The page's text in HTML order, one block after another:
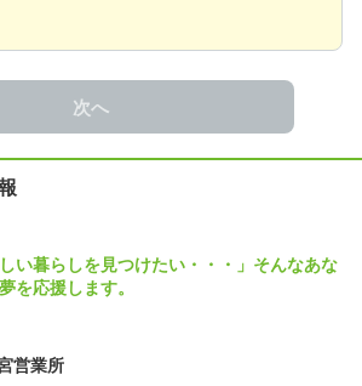
次へ
しい暮らしを見つけたい・・・」そんなあな
を応援します。
営業所